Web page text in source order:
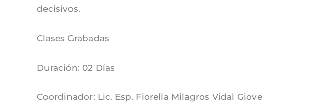
decisivos.
Clases Grabadas
Duración: 02 Días
Coordinador: Lic. Esp. Fiorella Milagros Vidal Giove